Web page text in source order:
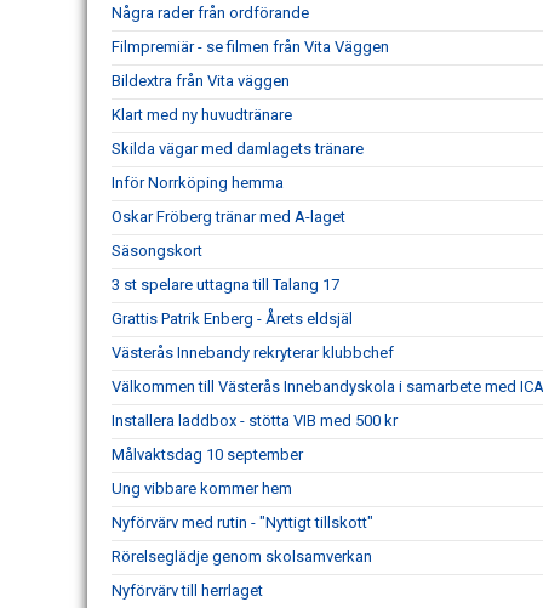
Några rader från ordförande
Filmpremiär - se filmen från Vita Väggen
Bildextra från Vita väggen
Klart med ny huvudtränare
Skilda vägar med damlagets tränare
Inför Norrköping hemma
Oskar Fröberg tränar med A-laget
Säsongskort
3 st spelare uttagna till Talang 17
Grattis Patrik Enberg - Årets eldsjäl
Västerås Innebandy rekryterar klubbchef
Välkommen till Västerås Innebandyskola i samarbete med
Installera laddbox - stötta VIB med 500 kr
Målvaktsdag 10 september
Ung vibbare kommer hem
Nyförvärv med rutin - "Nyttigt tillskott"
Rörelseglädje genom skolsamverkan
Nyförvärv till herrlaget